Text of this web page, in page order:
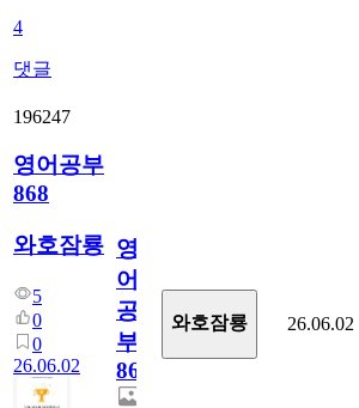
4
댓글
196247
영어공부
868
와호잠룡
5
0
0
26.06.02
영
어
공
부
868
와호잠룡 26.06.02